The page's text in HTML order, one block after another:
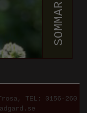
SOMMAR
, TEL: 0156-260